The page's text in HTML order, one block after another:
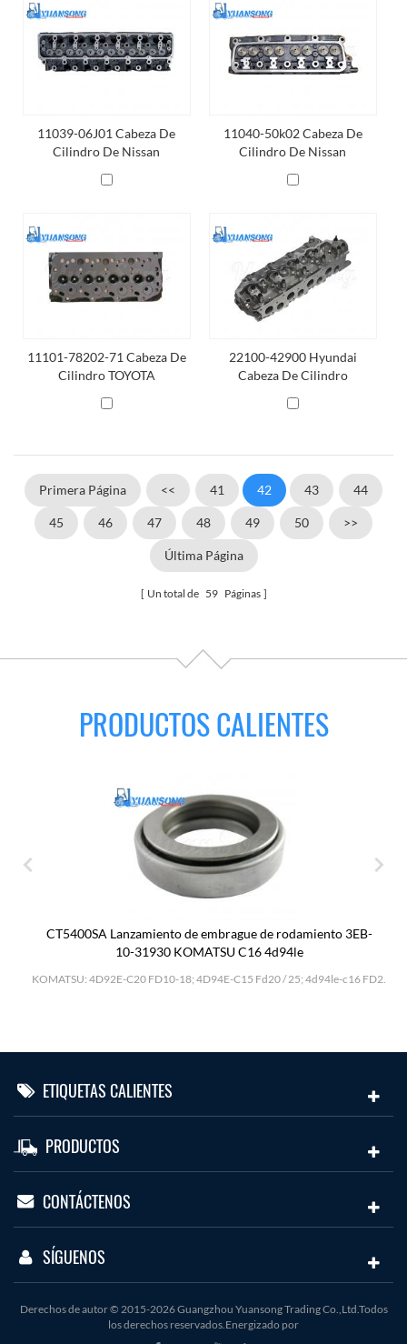
11039-06J01 Cabeza De
Cilindro De Nissan
11040-50k02 Cabeza De
Cilindro De Nissan
11101-78202-71 Cabeza De
Cilindro TOYOTA
22100-42900 Hyundai
Cabeza De Cilindro
Primera Página << 41 42 43 44
45 46 47 48 49 50 >>
Última Página
Un total de 59 Páginas
PRODUCTOS CALIENTES
CT5400SA Lanzamiento de embrague de rodamiento 3EB-
10-31930 KOMATSU C16 4d94le
KOMATSU: 4D92E-C20 FD10-18; 4D94E-C15 Fd20 / 25; 4d94le-c16 FD2.
ETIQUETAS CALIENTES
PRODUCTOS
CONTÁCTENOS
SÍGUENOS
Derechos de autor © 2015-2026 Guangzhou Yuansong Trading Co.,Ltd.Todos
los derechos reservados.Energizado por